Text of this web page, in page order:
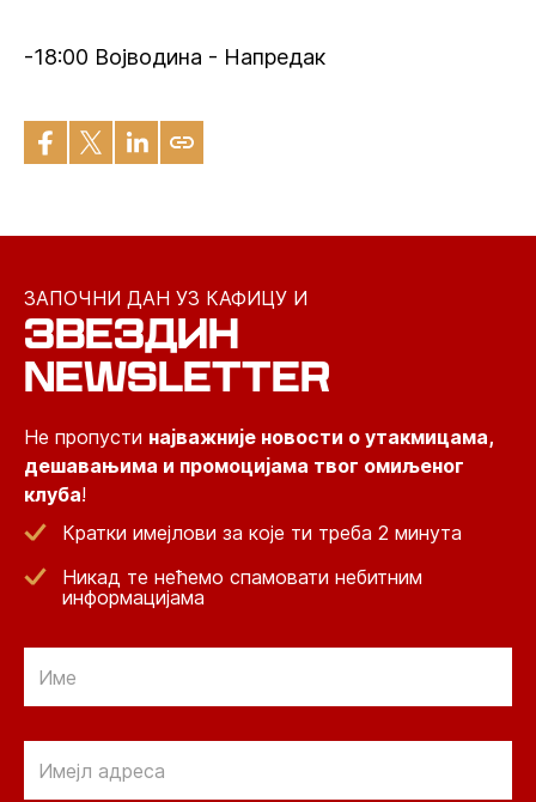
-18:00 Војводина - Напредак
ЗАПОЧНИ ДАН УЗ КАФИЦУ И
ЗВЕЗДИН
NEWSLETTER
Не пропусти најважније новости о утакмицама,
дешавањима и промоцијама твог омиљеног
клуба!
Кратки имејлови за које ти треба 2 минута
Никад те нећемо спамовати небитним
информацијама